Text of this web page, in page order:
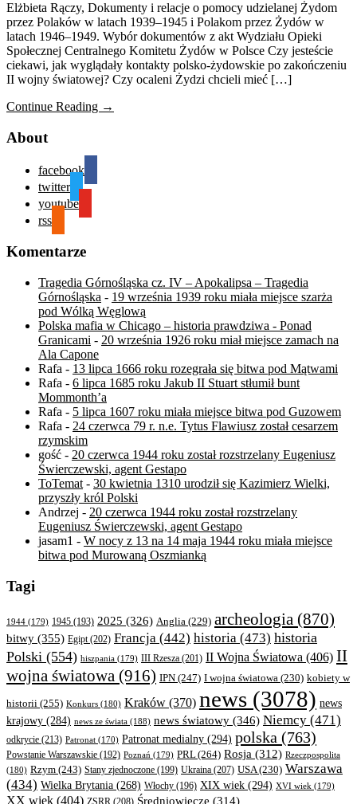
Elżbieta Rączy, Dokumenty i relacje o pomocy udzielanej Żydom
przez Polaków w latach 1939–1945 i Polakom przez Żydów w
latach 1946–1949. Wybór dokumentów z akt Wydziału Opieki
Społecznej Centralnego Komitetu Żydów w Polsce Czy jesteście
ciekawi, jak wyglądały kontakty polsko-żydowskie po zakończeniu
II wojny światowej? Czy ocaleni Żydzi chcieli mieć […]
Continue Reading →
About
facebook
twitter
youtube
rss
Komentarze
Tragedia Górnośląska cz. IV – Apokalipsa – Tragedia
Górnośląska - 19 września 1939 roku miała miejsce szarża
pod Wólką Węglową
Polska mafia w Chicago – historia prawdziwa - Ponad
Granicami - 20 września 1926 roku miał miejsce zamach na
Ala Capone
Rafa - 13 lipca 1666 roku rozegrała się bitwa pod Mątwami
Rafa - 6 lipca 1685 roku Jakub II Stuart stłumił bunt
Mommonth’a
Rafa - 5 lipca 1607 roku miała miejsce bitwa pod Guzowem
Rafa - 24 czerwca 79 r. n.e. Tytus Flawiusz został cesarzem
rzymskim
gość - 20 czerwca 1944 roku został rozstrzelany Eugeniusz
Świerczewski, agent Gestapo
ToTemat - 30 kwietnia 1310 urodził się Kazimierz Wielki,
przyszły król Polski
Andrzej - 20 czerwca 1944 roku został rozstrzelany
Eugeniusz Świerczewski, agent Gestapo
jasam1 - W nocy z 13 na 14 maja 1944 roku miała miejsce
bitwa pod Murowaną Oszmianką
Tagi
1944 (179) 1945 (193) 2025 (326) Anglia (229) archeologia (870)
bitwy (355) Egipt(202) Francja (442) historia (473) historia
Polski (554) hiszpania (179) III Rzesza (201) II Wojna Światowa (406) II
wojna światowa (916) IPN (247) I wojna światowa (230) kobiety w
historii (255) Konkurs (180) Kraków (370) news (3078) news
krajowy (284) news ze świata (188) news światowy (346) Niemcy (471)
odkrycie (213) Patronat (170) Patronat medialny (294) polska (763)
Powstanie Warszawskie (192) Poznań (179) PRL(264) Rosja (312) Rzeczpospolita
(180) Rzym (243) Stany zjednoczone (199) Ukraina (207) USA(230) Warszawa
(434) Wielka Brytania (268) Włochy (196) XIX wiek (294) XVI wiek (179)
XX wiek (404) Średniowiecze (314)